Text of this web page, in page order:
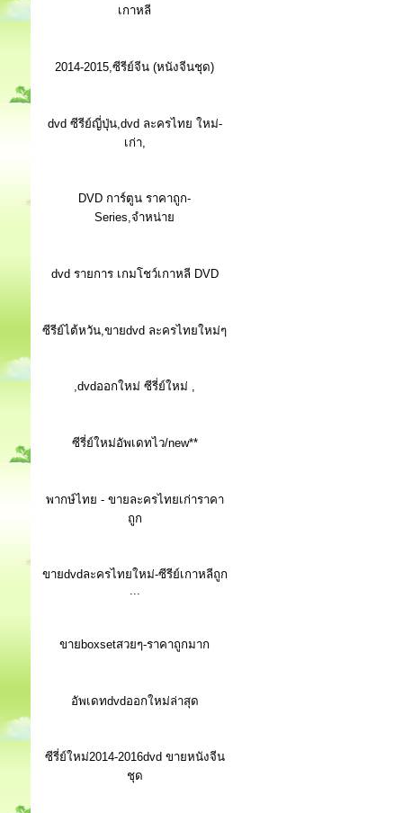
เกาหลี
2014-2015,ซีรีย์จีน (หนังจีนชุด)
dvd ซีรีย์ญี่ปุ่น,dvd ละครไทย ใหม่-
เก่า,
DVD การ์ตูน ราคาถูก-
Series,จำหน่าย
dvd รายการ เกมโชว์เกาหลี DVD
ซีรีย์ไต้หวัน,ขายdvd ละครไทยใหม่ๆ
,dvdออกใหม่ ซีรี่ย์ใหม่ ,
ซีรี่ย์ใหม่อัพเดทไว/new**
พากษ์ไทย - ขายละครไทยเก่าราคา
ถูก
ขายdvdละครไทยใหม่-ซีรีย์เกาหลีถูก
...
ขายboxsetสวยๆ-ราคาถูกมาก
อัพเดทdvdออกใหม่ล่าสุด
ซีรี่ย์ใหม่2014-2016dvd ขายหนังจีน
ชุด